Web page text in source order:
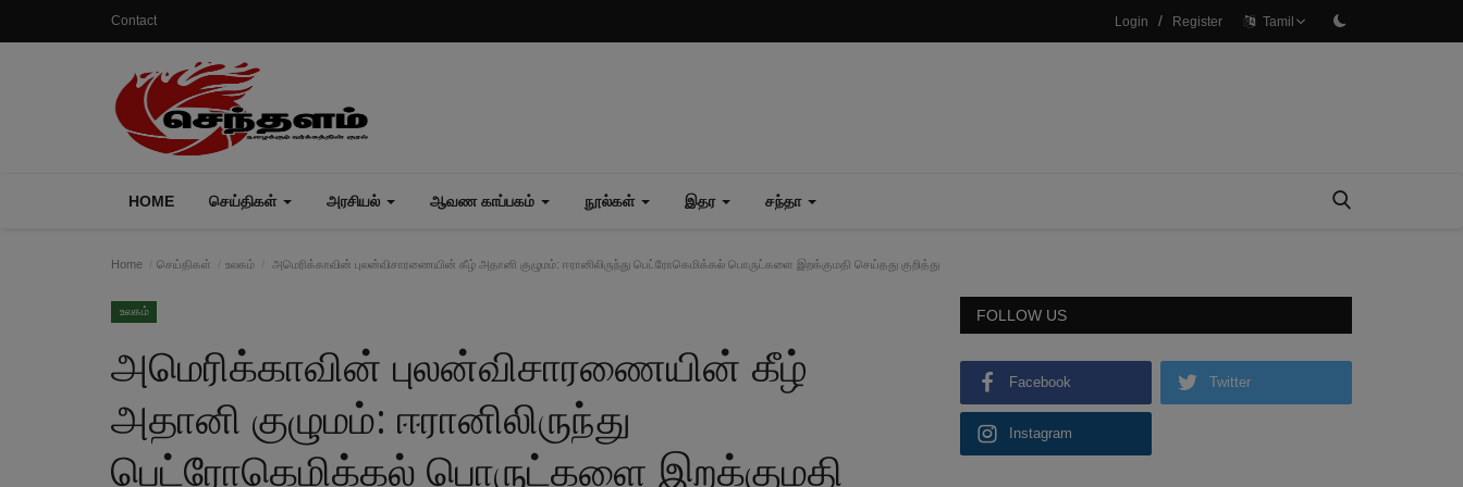
Contact Login / Register Tamil
HOME செய்திகள் அரசியல் ஆவண காப்பகம் நூல்கள் இதர சந்தா
Home செய்திகள் உலகம் அமெரிக்காவின் புலன்விசாரணையின் கீழ் அதானி குழுமம்: ஈரானிலிருந்து பெட்ரோகெமிக்கல் பொருட்களை இறக்குமதி செய்தது குறித்து
உலகம்
அமெரிக்காவின் புலன்விசாரணையின் கீழ்
அதானி குழுமம்: ஈரானிலிருந்து
பெட்ரோகெமிக்கல் பொருட்களை இறக்குமதி
FOLLOW US
Facebook Twitter
Instagram